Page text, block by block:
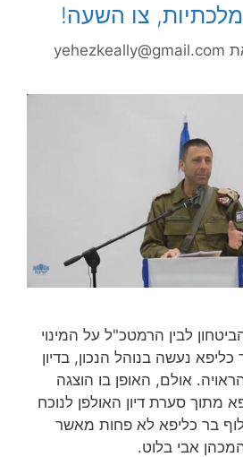
צו השעה!
yehezkeally@gmail.com
לבין הרמטכ"ל על המינוי
נעשה בנוהל הנכון, בדיון
אולם, האופן בו הוצגה
מתוך סערת דיון האולפן לנוכח
בר כליפא לא פחות מאשר
אבי בלוט.